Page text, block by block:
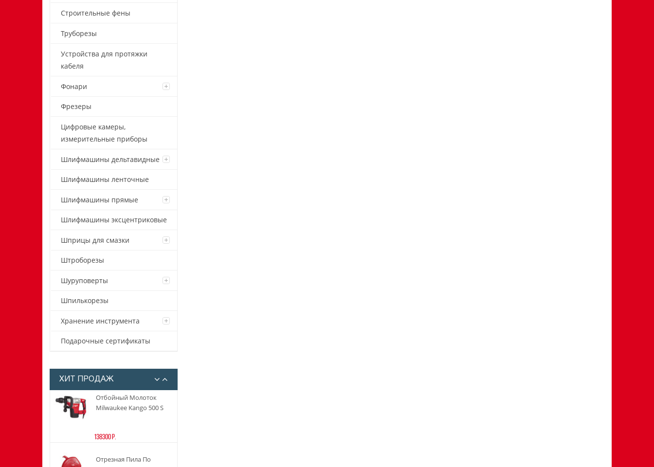
Строительные фены
Труборезы
Устройства для протяжки
кабеля
Фонари
Фрезеры
Цифровые камеры,
измерительные приборы
Шлифмашины дельтавидные
Шлифмашины ленточные
Шлифмашины прямые
Шлифмашины эксцентриковые
Шприцы для смазки
Штроборезы
Шуруповерты
Шпилькорезы
Хранение инструмента
Подарочные сертификаты
ХИТ ПРОДАЖ
Угловая Шлифовальная
Машина (УШМ, Болгарка)
Milwaukee AGV 17-125 XE
Milwaukee M4 D-202B
23950 р.
Отбойный Молоток
Milwaukee Kango 500 S
138300 р.
Отрезная Пила По